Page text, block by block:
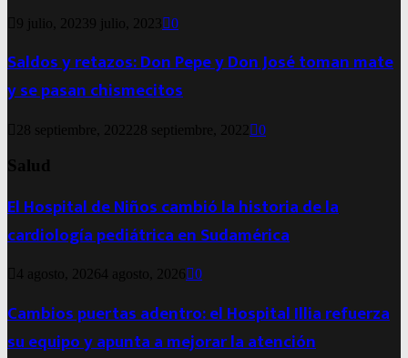
9 julio, 20239 julio, 2023 0
Saldos y retazos: Don Pepe y Don José toman mate
y se pasan chismecitos
28 septiembre, 2022 28 septiembre, 2022 0
Salud
El Hospital de Niños cambió la historia de la
cardiología pediátrica en Sudamérica
4 agosto, 20264 agosto, 2026 0
Cambios puertas adentro: el Hospital Illia refuerza
su equipo y apunta a mejorar la atención